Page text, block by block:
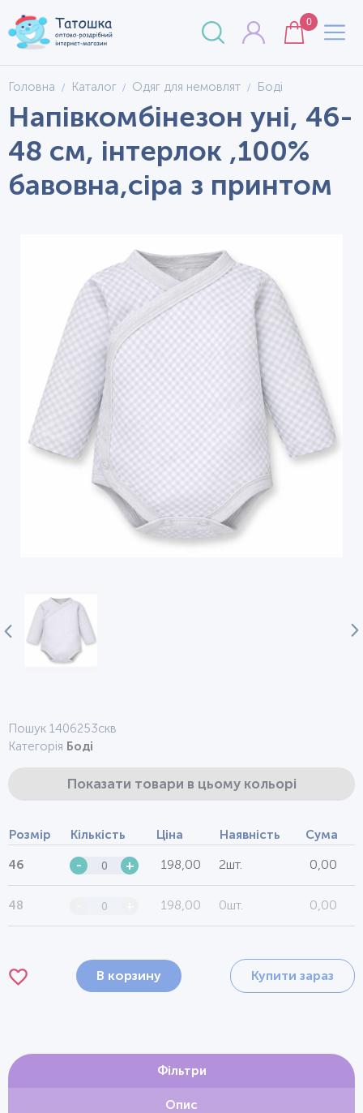
0
Головна Каталог Одяг для немовлят Боді
Напівкомбінезон уні, 46-
48 см, інтерлок ,100%
бавовна,сіра з принтом
Пошук 1406253скв
Категорія Боді
Показати товари в цьому кольорі
Розмір Кількість Ціна Наявність Сума
46 - + 198,00 2шт. 0,00
48 198,00 0шт. 0,00
В корзину Купити зараз
Фільтри
Опис